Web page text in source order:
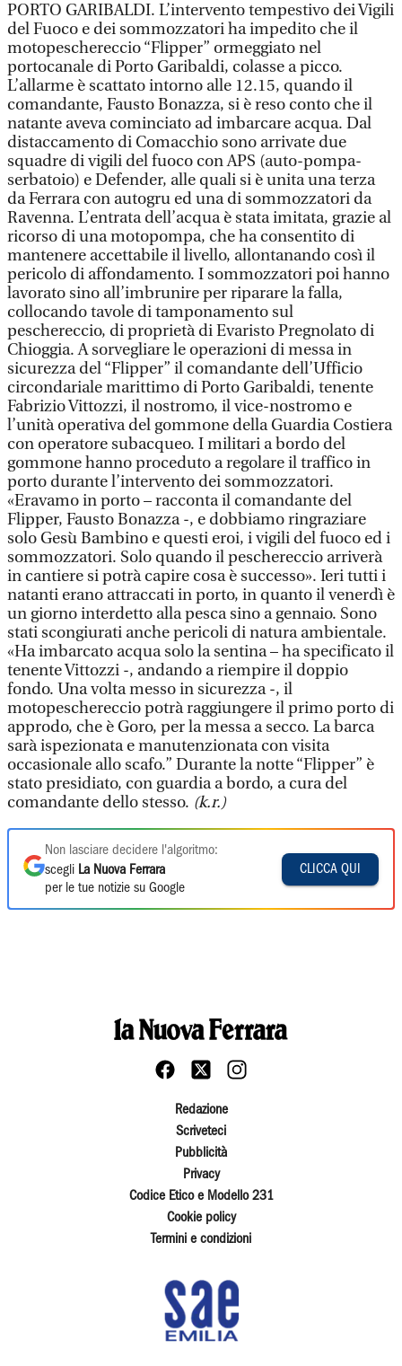
PORTO GARIBALDI. L’intervento tempestivo dei Vigili
del Fuoco e dei sommozzatori ha impedito che il
motopeschereccio “Flipper” ormeggiato nel
portocanale di Porto Garibaldi, colasse a picco.
L’allarme è scattato intorno alle 12.15, quando il
comandante, Fausto Bonazza, si è reso conto che il
natante aveva cominciato ad imbarcare acqua. Dal
distaccamento di Comacchio sono arrivate due
squadre di vigili del fuoco con APS (auto-pompa-
serbatoio) e Defender, alle quali si è unita una terza
da Ferrara con autogru ed una di sommozzatori da
Ravenna. L’entrata dell’acqua è stata imitata, grazie al
ricorso di una motopompa, che ha consentito di
mantenere accettabile il livello, allontanando così il
pericolo di affondamento. I sommozzatori poi hanno
lavorato sino all’imbrunire per riparare la falla,
collocando tavole di tamponamento sul
peschereccio, di proprietà di Evaristo Pregnolato di
Chioggia. A sorvegliare le operazioni di messa in
sicurezza del “Flipper” il comandante dell’Ufficio
circondariale marittimo di Porto Garibaldi, tenente
Fabrizio Vittozzi, il nostromo, il vice-nostromo e
l’unità operativa del gommone della Guardia Costiera
con operatore subacqueo. I militari a bordo del
gommone hanno proceduto a regolare il traffico in
porto durante l’intervento dei sommozzatori.
«Eravamo in porto – racconta il comandante del
Flipper, Fausto Bonazza -, e dobbiamo ringraziare
solo Gesù Bambino e questi eroi, i vigili del fuoco ed i
sommozzatori. Solo quando il peschereccio arriverà
in cantiere si potrà capire cosa è successo». Ieri tutti i
natanti erano attraccati in porto, in quanto il venerdì è
un giorno interdetto alla pesca sino a gennaio. Sono
stati scongiurati anche pericoli di natura ambientale.
«Ha imbarcato acqua solo la sentina – ha specificato il
tenente Vittozzi -, andando a riempire il doppio
fondo. Una volta messo in sicurezza -, il
motopeschereccio potrà raggiungere il primo porto di
approdo, che è Goro, per la messa a secco. La barca
sarà ispezionata e manutenzionata con visita
occasionale allo scafo.” Durante la notte “Flipper” è
stato presidiato, con guardia a bordo, a cura del
comandante dello stesso. (k.r.)
Non lasciare decidere l'algoritmo:
scegli La Nuova Ferrara
per le tue notizie su Google
CLICCA QUI
Redazione
Scriveteci
Pubblicità
Privacy
Codice Etico e Modello 231
Cookie policy
Termini e condizioni